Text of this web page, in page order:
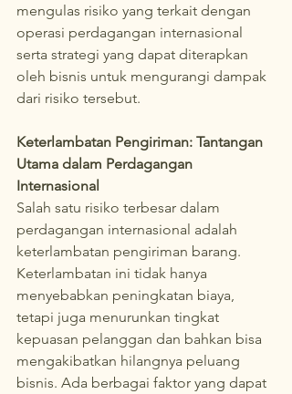
mengulas risiko yang terkait dengan
operasi perdagangan internasional
serta strategi yang dapat diterapkan
oleh bisnis untuk mengurangi dampak
dari risiko tersebut.
Keterlambatan Pengiriman: Tantangan
Utama dalam Perdagangan
Internasional
Salah satu risiko terbesar dalam
perdagangan internasional adalah
keterlambatan pengiriman barang.
Keterlambatan ini tidak hanya
menyebabkan peningkatan biaya,
tetapi juga menurunkan tingkat
kepuasan pelanggan dan bahkan bisa
mengakibatkan hilangnya peluang
bisnis. Ada berbagai faktor yang dapat